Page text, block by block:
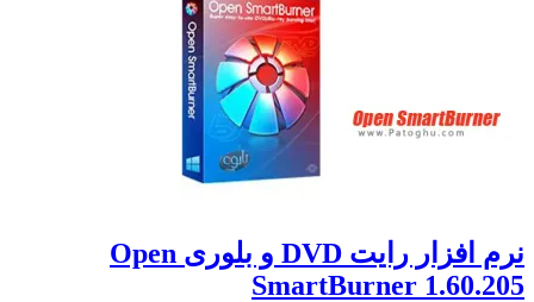
نرم افزار رایت DVD و بلوری Open
SmartBurner